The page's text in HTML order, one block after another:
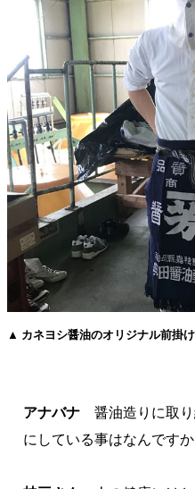
▲ カネヨシ醤油のオリジナル前掛
アナバナ 醤油造りに取
にしている事はなんですか